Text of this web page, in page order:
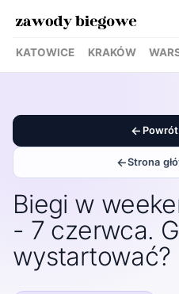
KATOWICE KRAKÓW
Strona
Biegi w
- 7 czerwca.
wystartować?